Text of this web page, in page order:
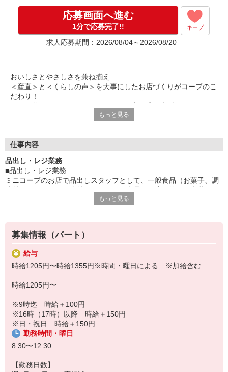
※9時迄 時給＋100円
※16時（17時）以降 時給＋150円
※日・祝日 時給＋150円
応募画面へ進む
1分で応募完了!! キープ
求人応募期間：2026/08/04～2026/08/20
おいしさとやさしさを兼ね揃え
＜産直＞と＜くらしの声＞を大事にしたお店づくりがコープのこ
だわり！
お任せするのは、
■レジ（お会計・接客対応）
お客様が快適にお買い物できるよう、あなたのチカラを貸してく
ださい！
未経験からのチャレンジもOKです。
もっと見る
仕事内容
品出し・レジ業務
■品出し・レジ業務
ミニコープのお店で品出しスタッフとして、一般食品（お菓子、調
未経験スタート大歓迎です。最初は先輩が丁寧にお教えするので、
食品業界が初めてという方もご安心ください。
もっと見る
募集情報（パート）
給与
時給1205円〜時給1355円※時間・曜日による ※加給含む
時給1205円〜
※9時迄 時給＋100円
※16時（17時）以降 時給＋150円
※日・祝日 時給＋150円
勤務時間・曜日
8:30〜12:30
【勤務日数】